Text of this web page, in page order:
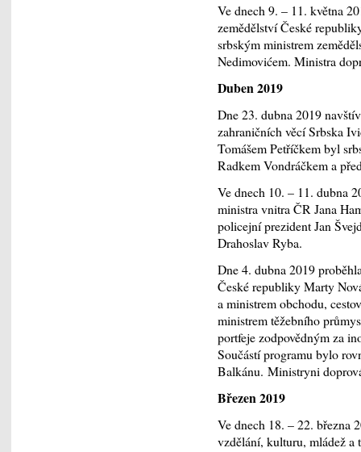
Ve dnech 9. – 11. května
zemědělství České
srbským ministrem
Nedimovićem. Ministra
Duben 2019
Dne 23. dubna 2019
zahraničních věcí Srbska
Tomášem Petříčkem byl
Radkem Vondráčkem a
Ve dnech 10. – 11. dubna
ministra vnitra ČR Jana
policejní prezident Jan
Drahoslav Ryba.
Dne 4. dubna 2019
České republiky Marty
a ministrem obchodu,
ministrem těžebního
portfeje zodpovědným za
Součástí programu bylo
Balkánu. Ministryni
Březen 2019
Ve dnech 18. – 22. března
vzdělání, kulturu, mládež a